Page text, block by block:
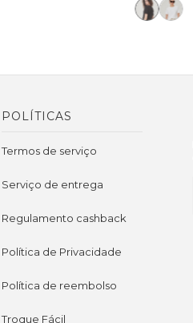
POLÍTICAS
Termos de serviço
Serviço de entrega
Regulamento cashback
Política de Privacidade
Política de reembolso
Troque Fácil